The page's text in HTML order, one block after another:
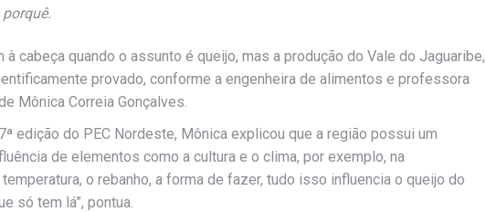
cabeça quando o assunto é queijo, mas a produção do Vale do Jaguaribe,
provado, conforme a engenheira de alimentos e professora
Mônica Correia Gonçalves.
edição do PEC Nordeste, Mônica explicou que a região possui um
de elementos como a cultura e o clima, por exemplo, na
o rebanho, a forma de fazer, tudo isso influencia o queijo do
só tem lá”, pontua.